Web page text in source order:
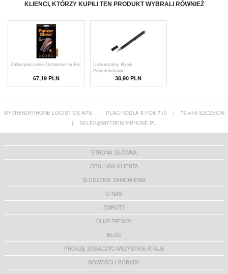
KLIENCI, KTÓRZY KUPILI TEN PRODUKT WYBRALI RÓWNIEŻ
Zabezpieczenie Ochronne na Ekr
67,19 PLN
Uniwersalny Rysik
Pojemnościow
38,90 PLN
MYTRENDYPHONE LOGISTICS APS | PLAC RODŁA 8 POK 710 |
70-419 SZCZECIN
|
SKLEP@MYTRENDYPHONE.PL
STRONA GŁÓWNA
OBSŁUGA KLIENTA
ŚLEDZENIE ZAMÓWIENIA
O NAS
ZWROTY
CLUB TRENDY
BLOG
PROSZĘ ZOBACZYĆ WSZYSTKIE KRAJE
NOWOŚCI I PORADY